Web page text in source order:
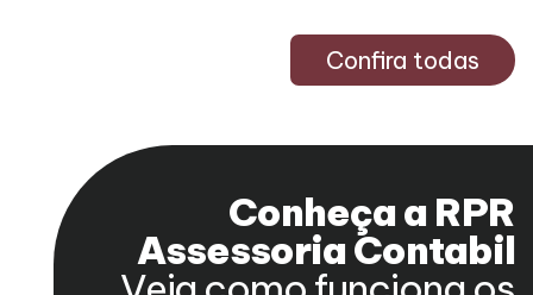
Confira todas
Conheça a RPR
Assessoria Contabil